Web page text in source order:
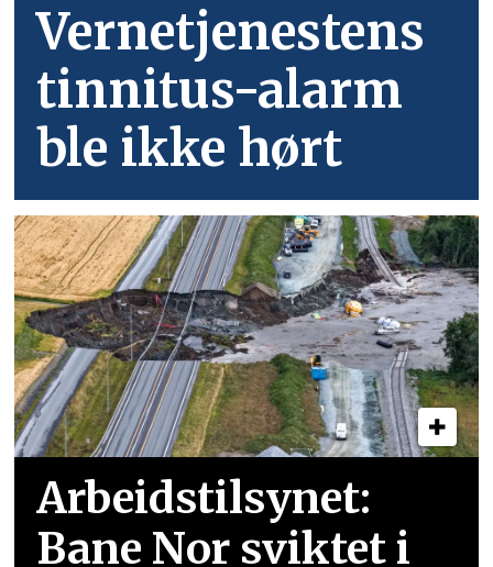
Vernetjenestens
tinnitus-alarm
ble ikke hørt
Arbeidstilsynet:
Bane Nor sviktet i